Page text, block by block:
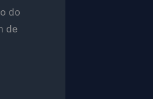
do
de